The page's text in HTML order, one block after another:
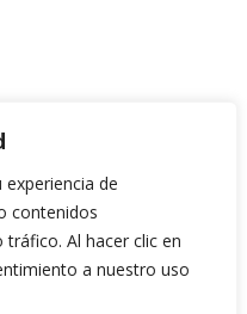
de
contenidos
Al hacer clic en
a nuestro uso